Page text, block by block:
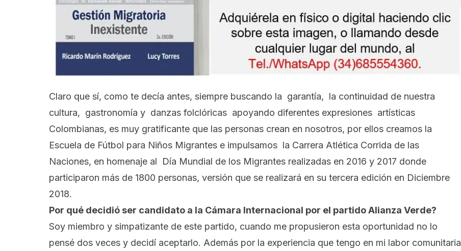
Claro que sí, como te decía antes, siempre buscando la garantía, la continuidad de nuestra
cultura, gastronomía y danzas folclóricas apoyando diferentes expresiones artísticas
Colombianas, es muy gratificante que las personas crean en nosotros, por ellos creamos la
Escuela de Fútbol para Niños Migrantes e impulsamos la Carrera Atlética Corrida de las
Naciones, en homenaje al Día Mundial de los Migrantes realizadas en 2016 y 2017 donde
participaron más de 1800 personas, versión que se realizará en su tercera edición en Diciembre
2018.
Por qué decidió ser candidato a la Cámara Internacional por el partido Alianza Verde?
Soy miembro y simpatizante de este partido, cuando me propusieron esta oportunidad no lo
pensé dos veces y decidí aceptarlo. Además por la experiencia que tengo en mi labor comunitaria